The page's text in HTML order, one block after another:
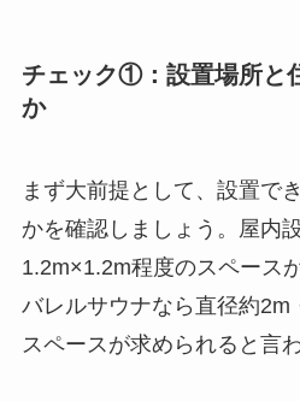
チェック①：設置場所と
か
まず大前提として、設置で
かを確認しましょう。屋内
1.2m×1.2m程度のスペース
バレルサウナなら直径約2m
スペースが求められると言